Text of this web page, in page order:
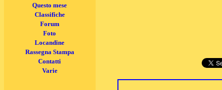
Questo mese
Classifiche
Forum
Foto
Locandine
Rassegna Stampa
Contatti
Varie